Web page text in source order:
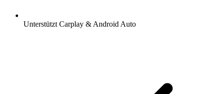
Unterstützt Carplay & Android Auto